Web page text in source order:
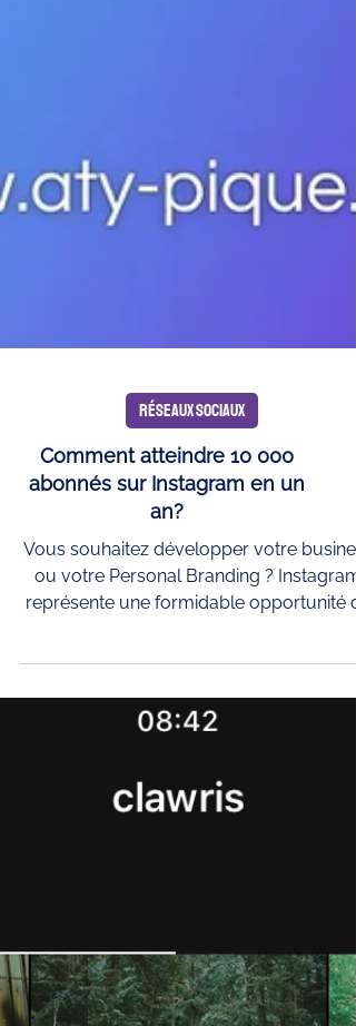
RÉSEAUX SOCIAUX
Comment atteindre 10 000
an?
Vous souhaitez développer votre
ou votre Personal Branding ? Instagram